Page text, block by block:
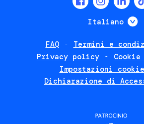
Italiano
FAQ
Termini e
Privacy policy
Impostazioni
Dichiarazione di